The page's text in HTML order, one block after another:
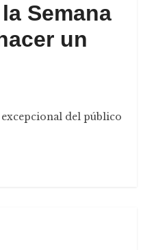
Semana
un
del público